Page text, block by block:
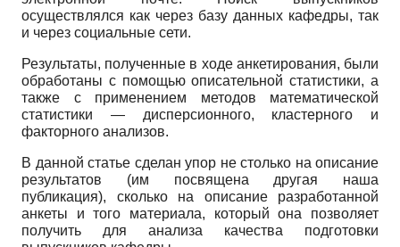
осуществлялся как через базу данных кафедры, так
и через социальные сети.
Результаты, полученные в ходе анкетирования, были
обработаны с помощью описательной статистики, а
также с применением методов математической
статистики — дисперсионного, кластерного и
факторного анализов.
В данной статье сделан упор не столько на описание
результатов (им посвящена другая наша
публикация), сколько на описание разработанной
анкеты и того материала, который она позволяет
получить для анализа качества подготовки